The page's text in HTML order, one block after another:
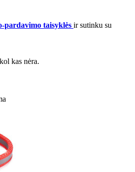
pardavimo taisyklės ir sutinku su
kas nėra.